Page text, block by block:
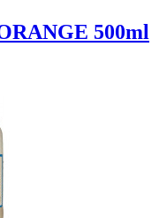
500ml